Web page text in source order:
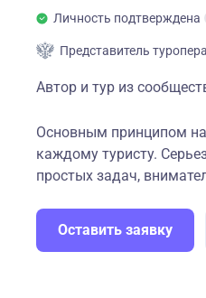
Личность подтверждена
Представитель
Автор и тур из
Основным принципом
каждому туристу.
простых задач,
Оставить заявку